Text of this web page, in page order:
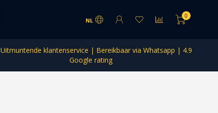
NL
0
Uitmuntende klantenservice | Bereikbaar via Whatsapp | 4.9
Google rating